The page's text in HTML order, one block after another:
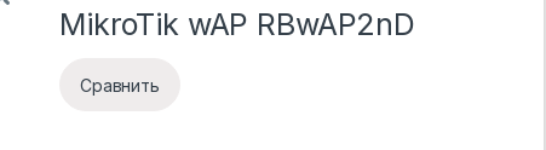
MikroTik wAP RBwAP2nD
Сравнить